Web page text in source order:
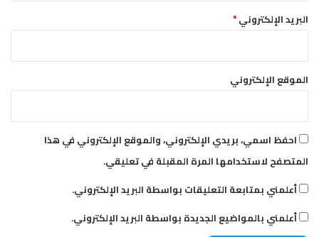
البريد الإلكتروني*
الموقع الإلكتروني
احفظ اسمي، بريدي الإلكتروني، والموقع الإلكتروني في هذا
المتصفح لاستخدامها المرة المقبلة في تعليقي.
أعلمني بمتابعة التعليقات بواسطة البريد الإلكتروني.
أعلمني بالمواضيع الجديدة بواسطة البريد الإلكتروني.